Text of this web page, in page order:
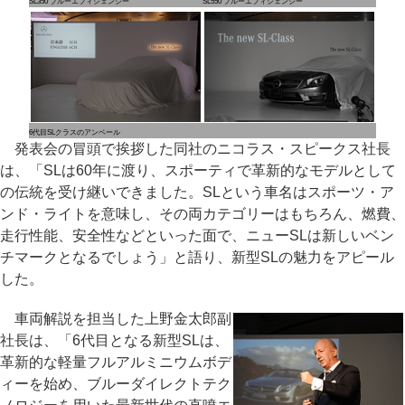
6代目SLクラスのアンベール
発表会の冒頭で挨拶した同社のニコラス・スピークス社長
は、「SLは60年に渡り、スポーティで革新的なモデルとして
の伝統を受け継いできました。SLという車名はスポーツ・ア
ンド・ライトを意味し、その両カテゴリーはもちろん、燃費、
走行性能、安全性などといった面で、ニューSLは新しいベン
チマークとなるでしょう」と語り、新型SLの魅力をアピール
した。
車両解説を担当した上野金太郎副
社長は、「6代目となる新型SLは、
革新的な軽量フルアルミニウムボデ
ィーを始め、ブルーダイレクトテク